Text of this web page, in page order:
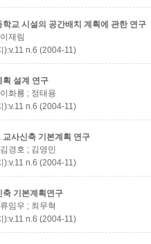
교 시설의 공간배치 계획에 관한 연구
재림
):v.11 n.6 (2004-11)
획 설계 연구
화룡 ; 정태용
):v.11 n.6 (2004-11)
사신축 기본계획 연구
경호 ; 김영민
):v.11 n.6 (2004-11)
축 기본계획연구
임우 ; 최무혁
):v.11 n.6 (2004-11)